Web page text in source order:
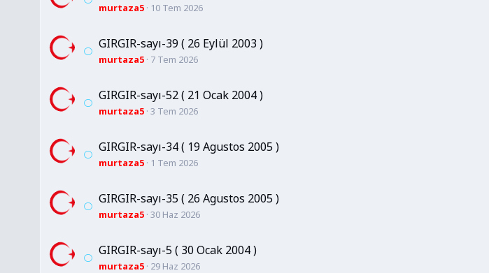
murtaza5 10 Tem 2026
GIRGIR-sayı-39 ( 26 Eylül 2003 )
murtaza5 7 Tem 2026
GIRGIR-sayı-52 ( 21 Ocak 2004 )
murtaza5 3 Tem 2026
GIRGIR-sayı-34 ( 19 Agustos 2005 )
murtaza5 1 Tem 2026
GIRGIR-sayı-35 ( 26 Agustos 2005 )
murtaza5 30 Haz 2026
GIRGIR-sayı-5 ( 30 Ocak 2004 )
murtaza5 29 Haz 2026